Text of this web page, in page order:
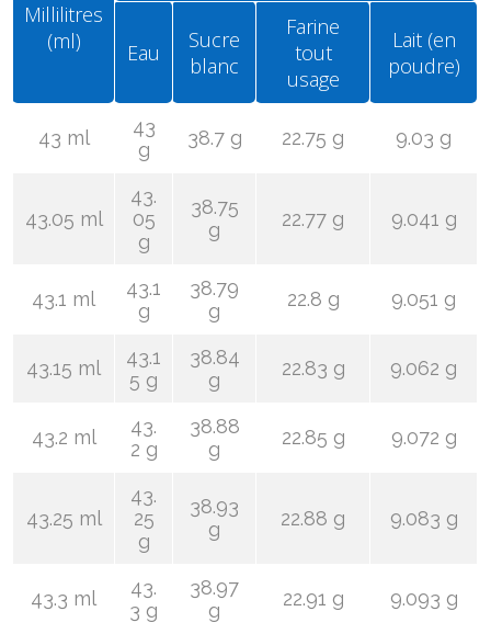
Millilitres
(ml)
Eau
Sucre
blanc
Farine
tout
usage
Lait (en
poudre)
43 ml
43
g
38.7 g 22.75 g 9.03 g
43.05 ml
43.
05
g
38.75
g
22.77 g 9.041 g
43.1 ml
43.1
g
38.79
g
22.8 g 9.051 g
43.15 ml
43.1
5 g
38.84
g
22.83 g 9.062 g
43.2 ml
43.
2 g
38.88
g
22.85 g 9.072 g
43.25 ml
43.
25
g
38.93
g
22.88 g 9.083 g
43.3 ml
43.
3 g
38.97
g
22.91 g 9.093 g